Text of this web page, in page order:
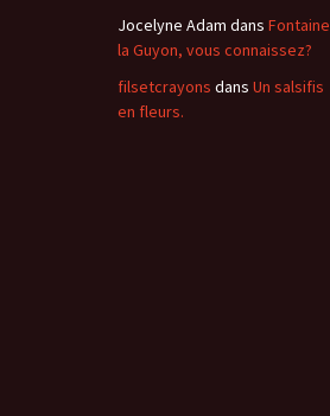
Jocelyne Adam dans Fontaine
la Guyon, vous connaissez?
filsetcrayons dans Un salsifis
en fleurs.